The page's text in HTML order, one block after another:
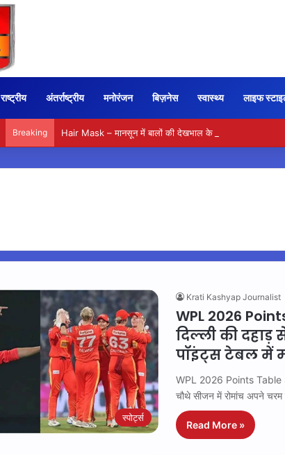
राष्ट्रीय अंतर्राष्ट्रीय मनोरंजन बिज़नेस स्वास्थ्य लाइफ
Breaking Hair Mask – मानसून में बालों की देखभाल के लिए आजमाएं अंडे का
स्पोर्ट्स
Krati Kashyap Journalist
WPL 2026
दिल्ली की
पॉइंट्स टेबल में
WPL 2026 Points Table
चौथे सीजन में रोमांच अपने
Read More »